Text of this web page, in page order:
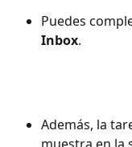
Puedes
Inbox.
Además, la